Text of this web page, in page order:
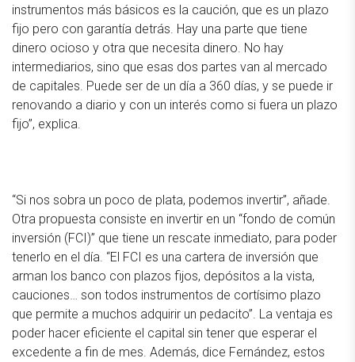
instrumentos más básicos es la caución, que es un plazo
fijo pero con garantía detrás. Hay una parte que tiene
dinero ocioso y otra que necesita dinero. No hay
intermediarios, sino que esas dos partes van al mercado
de capitales. Puede ser de un día a 360 días, y se puede ir
renovando a diario y con un interés como si fuera un plazo
fijo”, explica.
“Si nos sobra un poco de plata, podemos invertir”, añade.
Otra propuesta consiste en invertir en un “fondo de común
inversión (FCI)” que tiene un rescate inmediato, para poder
tenerlo en el día. “El FCI es una cartera de inversión que
arman los banco con plazos fijos, depósitos a la vista,
cauciones… son todos instrumentos de cortísimo plazo
que permite a muchos adquirir un pedacito”. La ventaja es
poder hacer eficiente el capital sin tener que esperar el
excedente a fin de mes. Además, dice Fernández, estos